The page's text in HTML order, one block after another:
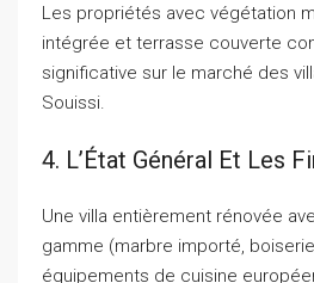
Les propriétés avec végétation
intégrée et terrasse couverte
significative sur le marché des
Souissi.
4. L’État Général Et Les
Une villa entièrement rénovée
gamme (marbre importé,
équipements de cuisine